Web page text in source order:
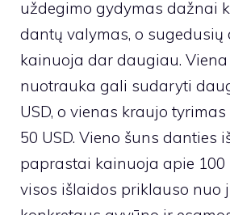
uždegimo gydymas dažnai
dantų valymas, o
kainuoja dar daugiau.
nuotrauka gali sudaryti
USD, o vienas kraujo
50 USD. Vieno šuns danties
paprastai kainuoja apie 100
visos išlaidos priklauso nuo